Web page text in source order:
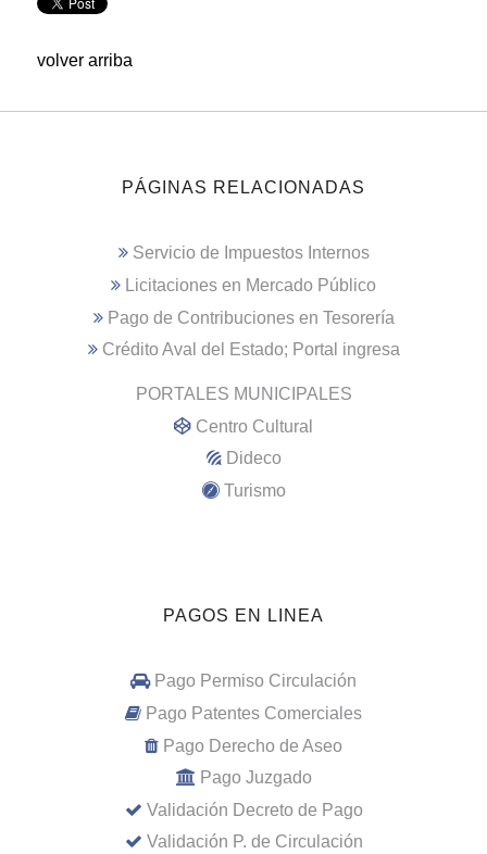
volver arriba
PÁGINAS RELACIONADAS
Servicio de Impuestos Internos
Licitaciones en Mercado Público
Pago de Contribuciones en Tesorería
Crédito Aval del Estado; Portal ingresa
PORTALES MUNICIPALES
Centro Cultural
Dideco
Turismo
PAGOS EN LINEA
Pago Permiso Circulación
Pago Patentes Comerciales
Pago Derecho de Aseo
Pago Juzgado
Validación Decreto de Pago
Validación P. de Circulación